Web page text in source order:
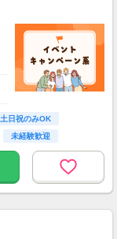
土日祝のみOK
未経験歓迎